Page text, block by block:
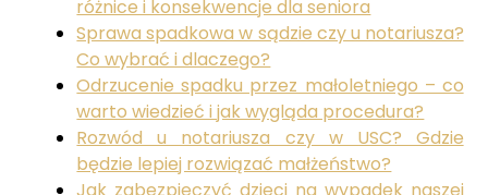
różnice i konsekwencje dla seniora
Sprawa spadkowa w sądzie czy u notariusza?
Co wybrać i dlaczego?
Odrzucenie spadku przez małoletniego – co
warto wiedzieć i jak wygląda procedura?
Rozwód u notariusza czy w USC? Gdzie
będzie lepiej rozwiązać małżeństwo?